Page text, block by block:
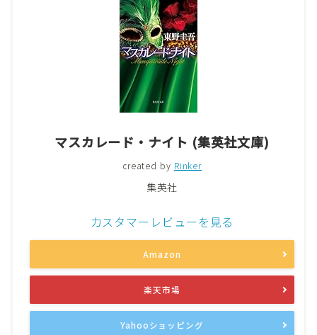
読書をより楽しむ Good Reading
マスカレード・ナイト (集英社文庫)
created by Rinker
集英社
カスタマーレビューを見る
Amazon
楽天市場
Yahooショッピング